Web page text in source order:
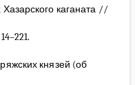
каганата //
князей (об